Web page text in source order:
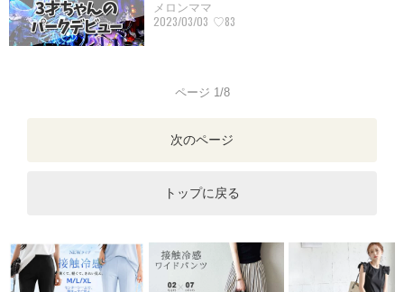
メロンママ
2023/03/03 ♡83
ページ 1/8
次のページ
トップに戻る